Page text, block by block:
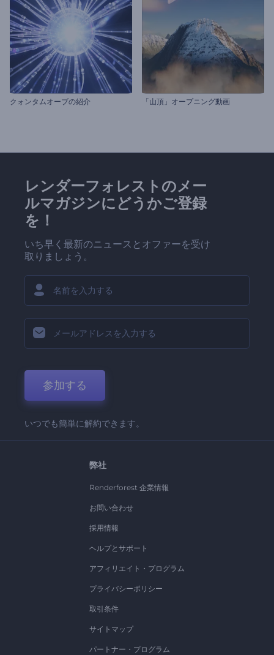
クォンタムオーブの紹介 「山頂」オープニング動画
レンダーフォレストのメー
ルマガジンにどうかご登録
を！
いち早く最新のニュースとオファーを受け
取りましょう。
参加する
いつでも簡単に解約できます。
弊社
Renderforest 企業情報
お問い合わせ
採用情報
ヘルプとサポート
アフィリエイト・プログラム
プライバシーポリシー
取引条件
サイトマップ
パートナー・プログラム